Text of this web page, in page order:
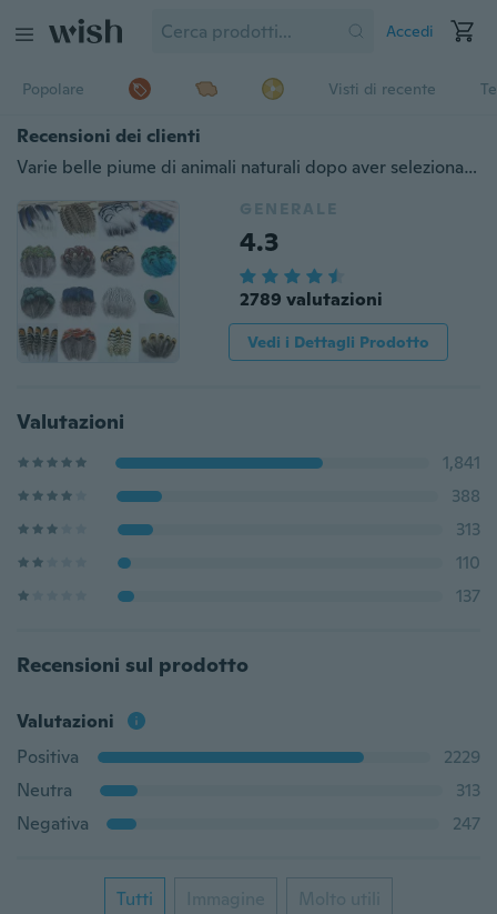
Accedi
Popolare Visti di recente
Recensioni dei clienti
Varie belle piume di animali naturali dopo aver selezionato con cura per la decorazione festiva di Natale e artigianato fai-da-te segnalibri e collezione di osservazione.
GENERALE
4.3
2789 valutazioni
Vedi i Dettagli Prodotto
Valutazioni
1,841
388
313
110
137
Recensioni sul prodotto
Valutazioni
Positiva
2229
Neutra
313
Negativa
247
Tutti Immagine Molto utili